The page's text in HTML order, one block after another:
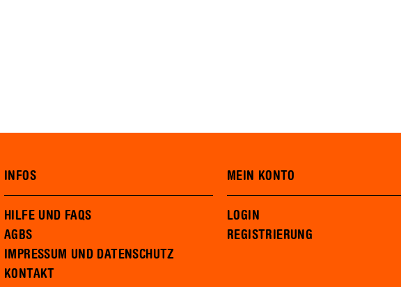
INFOS
HILFE UND FAQS
AGBS
IMPRESSUM UND DATENSCHUTZ
KONTAKT
MEIN KONTO
LOGIN
REGISTRIERUNG